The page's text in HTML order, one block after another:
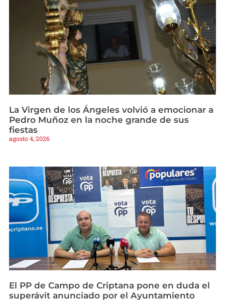
La Virgen de los Ángeles volvió a emocionar a
Pedro Muñoz en la noche grande de sus
fiestas
agosto 4, 2026
El PP de Campo de Criptana pone en duda el
superávit anunciado por el Ayuntamiento